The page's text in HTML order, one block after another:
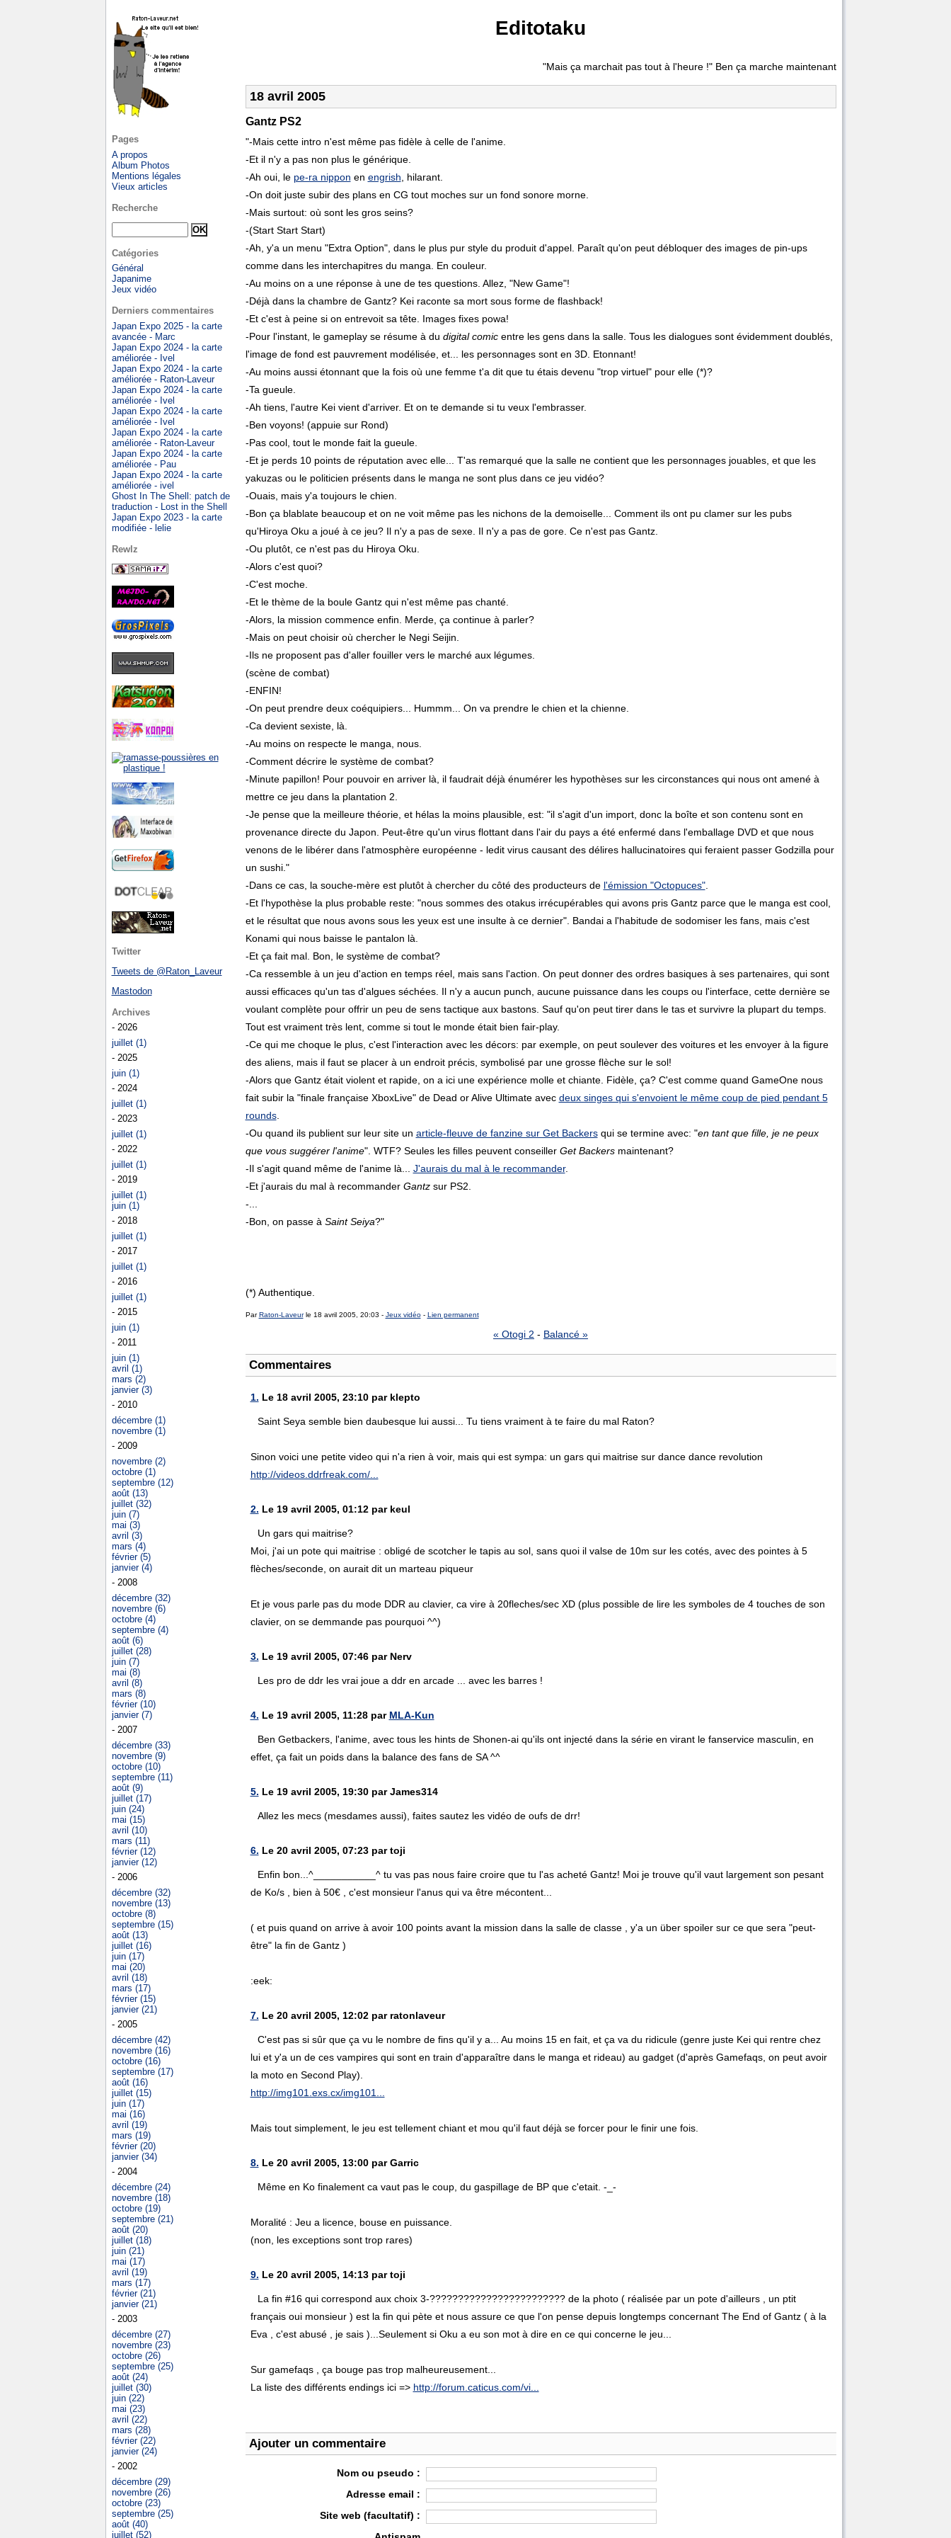
Editotaku
"Mais ça marchait pas tout à l'heure !" Ben ça marche maintenant
18 avril 2005
Gantz PS2
"-Mais cette intro n'est même pas fidèle à celle de l'anime.
-Et il n'y a pas non plus le générique.
-Ah oui, le pe-ra nippon en engrish , hilarant.
-On doit juste subir des plans en CG tout moches sur un fond sonore morne.
-Mais surtout: où sont les gros seins?
-(Start Start Start)
-Ah, y'a un menu "Extra Option", dans le plus pur style du produit d'appel. Paraît qu'on peut débloquer des images de pin-ups
comme dans les interchapitres du manga. En couleur.
-Au moins on a une réponse à une de tes questions. Allez, "New Game"!
-Déjà dans la chambre de Gantz? Kei raconte sa mort sous forme de flashback!
-Et c'est à peine si on entrevoit sa tête. Images fixes powa!
-Pour l'instant, le gameplay se résume à du digital comicentre les gens dans la salle. Tous les dialogues sont évidemment doublés,
l'image de fond est pauvrement modélisée, et... les personnages sont en 3D. Etonnant!
-Au moins aussi étonnant que la fois où une femme t'a dit que tu étais devenu "trop virtuel" pour elle (*)?
-Ta gueule.
-Ah tiens, l'autre Kei vient d'arriver. Et on te demande si tu veux l'embrasser.
-Ben voyons! (appuie sur Rond)
-Pas cool, tout le monde fait la gueule.
-Et je perds 10 points de réputation avec elle... T'as remarqué que la salle ne contient que les personnages jouables, et que les
yakuzas ou le politicien présents dans le manga ne sont plus dans ce jeu vidéo?
-Ouais, mais y'a toujours le chien.
-Bon ça blablate beaucoup et on ne voit même pas les nichons de la demoiselle... Comment ils ont pu clamer sur les pubs
qu'Hiroya Oku a joué à ce jeu? Il n'y a pas de sexe. Il n'y a pas de gore. Ce n'est pas Gantz.
-Ou plutôt, ce n'est pas du Hiroya Oku.
-Alors c'est quoi?
-C'est moche.
-Et le thème de la boule Gantz qui n'est même pas chanté.
-Alors, la mission commence enfin. Merde, ça continue à parler?
-Mais on peut choisir où chercher le Negi Seijin.
-Ils ne proposent pas d'aller fouiller vers le marché aux légumes.
(scène de combat)
-ENFIN!
-On peut prendre deux coéquipiers... Hummm... On va prendre le chien et la chienne.
-Ca devient sexiste, là.
-Au moins on respecte le manga, nous.
-Comment décrire le système de combat?
-Minute papillon! Pour pouvoir en arriver là, il faudrait déjà énumérer les hypothèses sur les circonstances qui nous ont amené à
mettre ce jeu dans la plantation 2.
-Je pense que la meilleure théorie, et hélas la moins plausible, est: "il s'agit d'un import, donc la boîte et son contenu sont en
provenance directe du Japon. Peut-être qu'un virus flottant dans l'air du pays a été enfermé dans l'emballage DVD et que nous
venons de le libérer dans l'atmosphère européenne - ledit virus causant des délires hallucinatoires qui feraient passer Godzilla pour
un sushi."
-Dans ce cas, la souche-mère est plutôt à chercher du côté des producteurs de l'émission "Octopuces".
-Et l'hypothèse la plus probable reste: "nous sommes des otakus irrécupérables qui avons pris Gantz parce que le manga est cool,
et le résultat que nous avons sous les yeux est une insulte à ce dernier". Bandai a l'habitude de sodomiser les fans, mais c'est
Konami qui nous baisse le pantalon là.
-Et ça fait mal. Bon, le système de combat?
-Ca ressemble à un jeu d'action en temps réel, mais sans l'action. On peut donner des ordres basiques à ses partenaires, qui sont
aussi efficaces qu'un tas d'algues séchées. Il n'y a aucun punch, aucune puissance dans les coups ou l'interface, cette dernière se
voulant complète pour offrir un peu de sens tactique aux bastons. Sauf qu'on peut tirer dans le tas et survivre la plupart du temps.
Tout est vraiment très lent, comme si tout le monde était bien fair-play.
-Ce qui me choque le plus, c'est l'interaction avec les décors: par exemple, on peut soulever des voitures et les envoyer à la figure
des aliens, mais il faut se placer à un endroit précis, symbolisé par une grosse flèche sur le sol!
-Alors que Gantz était violent et rapide, on a ici une expérience molle et chiante. Fidèle, ça? C'est comme quand GameOne nous
fait subir la "finale française XboxLive" de Dead or Alive Ultimate avec deux singes qui s'envoient le même coup de pied pendant 5
rounds.
-Ou quand ils publient sur leur site un article-fleuve de fanzine sur Get Backersqui se termine avec: "en tant que fille, je ne peux
que vous suggérer l'anime". WTF? Seules les filles peuvent conseiller Get Backersmaintenant?
-Il s'agit quand même de l'anime là... J'aurais du mal à le recommander.
-Et j'aurais du mal à recommander Gantzsur PS2.
-...
-Bon, on passe à Saint Seiya?"
(*) Authentique.
ParRaton-Laveurle 18 avril 2005, 20:03 - Jeux vidéo- Lien permanent
« Otogi 2 - Balancé »
Commentaires
1. Le 18 avril 2005, 23:10 par klepto
Saint Seya semble bien daubesque lui aussi... Tu tiens vraiment à te faire du mal Raton?
Sinon voici une petite video qui n'a rien à voir, mais qui est sympa: un gars qui maitrise sur dance dance revolution
http://videos.ddrfreak.com/...
2. Le 19 avril 2005, 01:12 par keul
Un gars qui maitrise?
Moi, j'ai un pote qui maitrise : obligé de scotcher le tapis au sol, sans quoi il valse de 10m sur les cotés, avec des pointes à 5
flèches/seconde, on aurait dit un marteau piqueur
Et je vous parle pas du mode DDR au clavier, ca vire à 20fleches/sec XD (plus possible de lire les symboles de 4 touches de son
clavier, on se demmande pas pourquoi ^^)
3. Le 19 avril 2005, 07:46 par Nerv
Les pro de ddr les vrai joue a ddr en arcade ... avec les barres !
4. Le 19 avril 2005, 11:28 par MLA-Kun
Ben Getbackers, l'anime, avec tous les hints de Shonen-ai qu'ils ont injecté dans la série en virant le fanservice masculin, en
effet, ça fait un poids dans la balance des fans de SA ^^
5. Le 19 avril 2005, 19:30 par James314
Allez les mecs (mesdames aussi), faites sautez les vidéo de oufs de drr!
6. Le 20 avril 2005, 07:23 par toji
Enfin bon...^___________^ tu vas pas nous faire croire que tu l'as acheté Gantz! Moi je trouve qu'il vaut largement son pesant
de Ko/s , bien à 50€ , c'est monsieur l'anus qui va être mécontent...
( et puis quand on arrive à avoir 100 points avant la mission dans la salle de classe , y'a un über spoiler sur ce que sera "peut-
être" la fin de Gantz )
:eek:
7. Le 20 avril 2005, 12:02 par ratonlaveur
C'est pas si sûr que ça vu le nombre de fins qu'il y a... Au moins 15 en fait, et ça va du ridicule (genre juste Kei qui rentre chez
lui et y'a un de ces vampires qui sont en train d'apparaître dans le manga et rideau) au gadget (d'après Gamefaqs, on peut avoir
la moto en Second Play).
http://img101.exs.cx/img101...
Mais tout simplement, le jeu est tellement chiant et mou qu'il faut déjà se forcer pour le finir une fois.
8. Le 20 avril 2005, 13:00 par Garric
Même en Ko finalement ca vaut pas le coup, du gaspillage de BP que c'etait. -_-
Moralité : Jeu a licence, bouse en puissance.
(non, les exceptions sont trop rares)
9. Le 20 avril 2005, 14:13 par toji
La fin #16 qui correspond aux choix 3-???????????????????????? de la photo ( réalisée par un pote d'ailleurs , un ptit
français oui monsieur ) est la fin qui pète et nous assure ce que l'on pense depuis longtemps concernant The End of Gantz ( à la
Eva , c'est abusé , je sais )...Seulement si Oku a eu son mot à dire en ce qui concerne le jeu...
Sur gamefaqs , ça bouge pas trop malheureusement...
La liste des différents endings ici => http://forum.caticus.com/vi...
Ajouter un commentaire
Nom ou pseudo :
Adresse email :
Site web (facultatif) :
Pages
A propos
Album Photos
Mentions légales
Vieux articles
Recherche
Catégories
Général
Japanime
Jeux vidéo
Derniers commentaires
Japan Expo 2025 - la carte
avancée - Marc
Japan Expo 2024 - la carte
améliorée - Ivel
Japan Expo 2024 - la carte
améliorée - Raton-Laveur
Japan Expo 2024 - la carte
améliorée - Ivel
Japan Expo 2024 - la carte
améliorée - Ivel
Japan Expo 2024 - la carte
améliorée - Raton-Laveur
Japan Expo 2024 - la carte
améliorée - Pau
Japan Expo 2024 - la carte
améliorée - ivel
Ghost In The Shell: patch de
traduction - Lost in the Shell
Japan Expo 2023 - la carte
modifiée - lelie
Rewlz
Twitter
Tweets de @Raton_Laveur
Mastodon
Archives
- 2026
juillet (1)
- 2025
juin (1)
- 2024
juillet (1)
- 2023
juillet (1)
- 2022
juillet (1)
- 2019
juillet (1)
juin (1)
- 2018
juillet (1)
- 2017
juillet (1)
- 2016
juillet (1)
- 2015
juin (1)
- 2011
juin (1)
avril (1)
mars (2)
janvier (3)
- 2010
décembre (1)
novembre (1)
- 2009
novembre (2)
octobre (1)
septembre (12)
août (13)
juillet (32)
juin (7)
mai (3)
avril (3)
mars (4)
février (5)
janvier (4)
- 2008
décembre (32)
novembre (6)
octobre (4)
septembre (4)
août (6)
juillet (28)
juin (7)
mai (8)
avril (8)
mars (8)
février (10)
janvier (7)
- 2007
décembre (33)
novembre (9)
octobre (10)
septembre (11)
août (9)
juillet (17)
juin (24)
mai (15)
avril (10)
mars (11)
février (12)
janvier (12)
- 2006
décembre (32)
novembre (13)
octobre (8)
septembre (15)
août (13)
juillet (16)
juin (17)
mai (20)
avril (18)
mars (17)
février (15)
janvier (21)
- 2005
décembre (42)
novembre (16)
octobre (16)
septembre (17)
août (16)
juillet (15)
juin (17)
mai (16)
avril (19)
mars (19)
février (20)
janvier (34)
- 2004
décembre (24)
novembre (18)
octobre (19)
septembre (21)
août (20)
juillet (18)
juin (21)
mai (17)
avril (19)
mars (17)
février (21)
janvier (21)
- 2003
décembre (27)
novembre (23)
octobre (26)
septembre (25)
août (24)
juillet (30)
juin (22)
mai (23)
avril (22)
mars (28)
février (22)
janvier (24)
- 2002
décembre (29)
novembre (26)
octobre (23)
septembre (25)
août (40)
juillet (52)